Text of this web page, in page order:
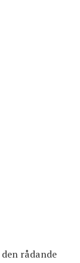
rådande